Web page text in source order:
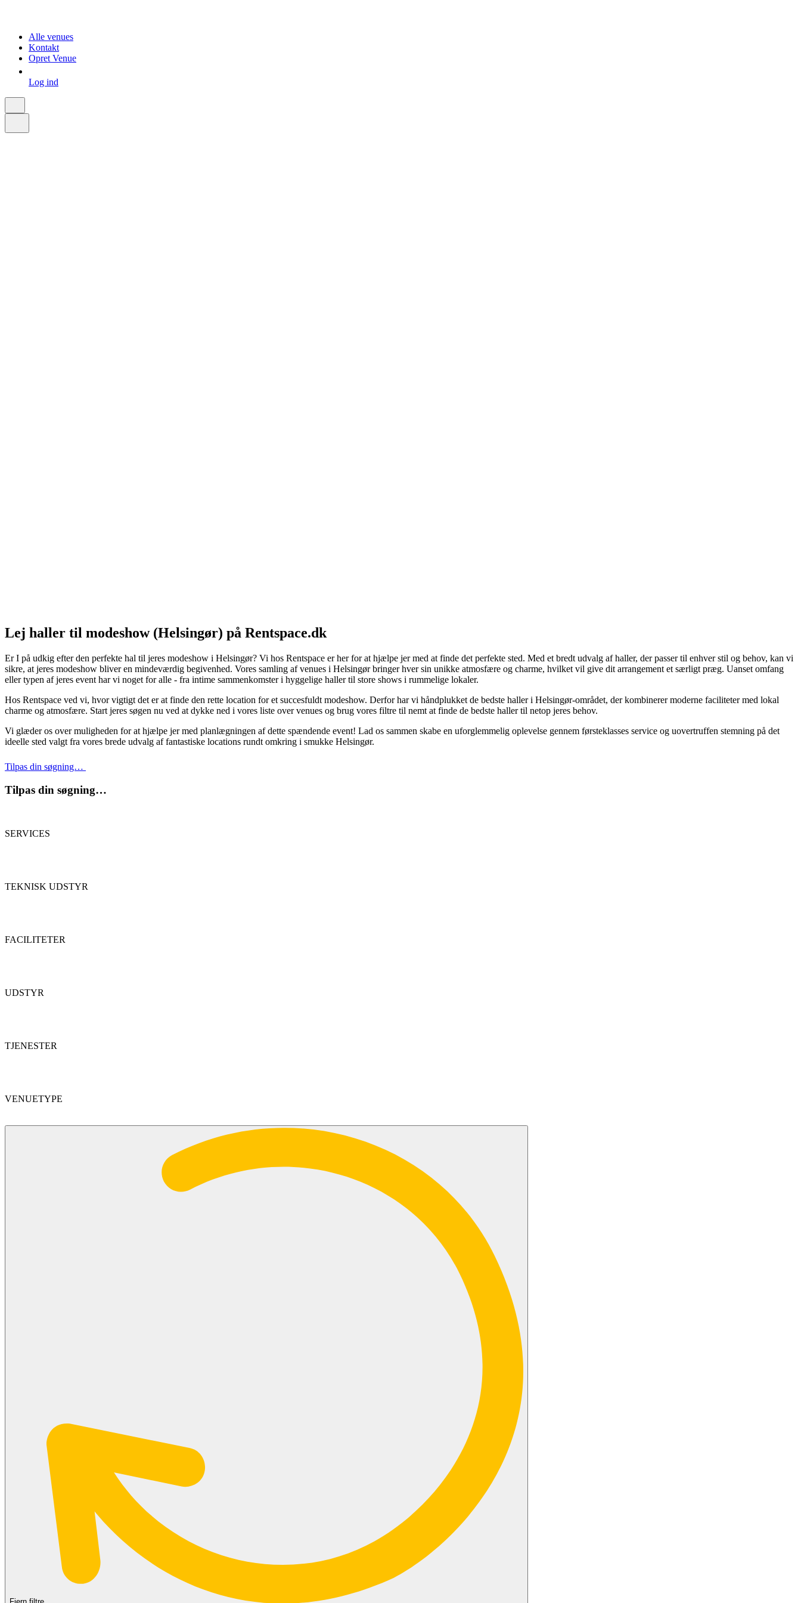
Alle venues
Kontakt
Opret Venue
Log ind
Lej haller til modeshow (Helsingør) på Rentspace.dk
Er I på udkig efter den perfekte hal til jeres modeshow i Helsingør? Vi hos Rentspace er her for at hjælpe jer med at finde det perfekte sted. Med et bredt udvalg af haller, der passer til enhver stil og behov, kan vi
sikre, at jeres modeshow bliver en mindeværdig begivenhed. Vores samling af venues i Helsingør bringer hver sin unikke atmosfære og charme, hvilket vil give dit arrangement et særligt præg. Uanset omfang
eller typen af jeres event har vi noget for alle - fra intime sammenkomster i hyggelige haller til store shows i rummelige lokaler.
Hos Rentspace ved vi, hvor vigtigt det er at finde den rette location for et succesfuldt modeshow. Derfor har vi håndplukket de bedste haller i Helsingør-området, der kombinerer moderne faciliteter med lokal
charme og atmosfære. Start jeres søgen nu ved at dykke ned i vores liste over venues og brug vores filtre til nemt at finde de bedste haller til netop jeres behov.
Vi glæder os over muligheden for at hjælpe jer med planlægningen af dette spændende event! Lad os sammen skabe en uforglemmelig oplevelse gennem førsteklasses service og uovertruffen stemning på det
ideelle sted valgt fra vores brede udvalg af fantastiske locations rundt omkring i smukke Helsingør.
Tilpas din søgning…
Tilpas din søgning…
SERVICES
TEKNISK UDSTYR
FACILITETER
UDSTYR
TJENESTER
VENUETYPE